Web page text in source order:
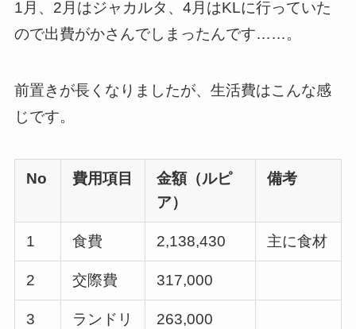
1月、2月はジャカルタ、4月はKLに行っていた
ので出費がかさんでしまったんです……。
前置きが長くなりましたが、生活費はこんな感
じです。
No 費用項目
金額（ルピ
ア）
備考
1 食費 2,138,430 主に食材
2 交際費 317,000
3
ランドリ
263,000